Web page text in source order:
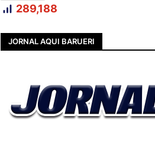
289,188
JORNAL AQUI BARUERI